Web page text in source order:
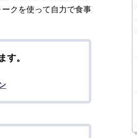
クを使って自力で食事
す。